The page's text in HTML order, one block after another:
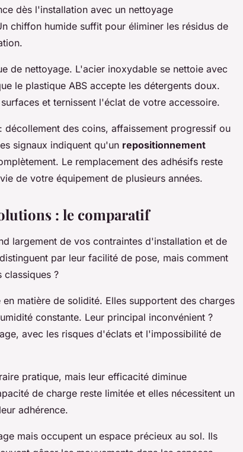
dès l'installation avec un nettoyage
chiffon humide suffit pour éliminer les résidus de
de nettoyage. L'acier inoxydable se nettoie avec
le plastique ABS accepte les détergents doux.
et ternissent l'éclat de votre accessoire.
décollement des coins, affaissement progressif ou
signaux indiquent qu'un repositionnement
Le remplacement des adhésifs reste
de votre équipement de plusieurs années.
: le comparatif
largement de vos contraintes d'installation et de
par leur facilité de pose, mais comment
classiques ?
en matière de solidité. Elles supportent des charges
constante. Leur principal inconvénient ?
avec les risques d'éclats et l'impossibilité de
pratique, mais leur efficacité diminue
de charge reste limitée et elles nécessitent un
adhérence.
mais occupent un espace précieux au sol. Ils